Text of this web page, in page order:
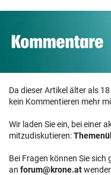
Da dieser Artikel älter als
kein Kommentieren mehr
Wir laden Sie ein, bei einer
mitzudiskutieren:
Bei Fragen können Sie
an forum@krone.at